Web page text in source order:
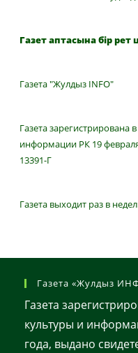
Газет аптасына бір
Газета "Жулдыз INFO"
Газета зарегистрирована
информации РК 19
13391-Г
Газета выходит раз в
Газета «Жулдыз
Газета
культуры и
года, выдано